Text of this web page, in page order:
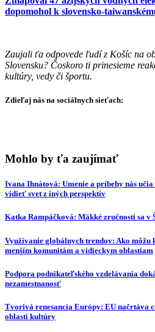
dopomohol k slovensko-
Zaujali ťa odpovede ľudí z Košíc na
Slovensku? Čoskoro ti prinesieme
kultúry, vedy či športu.
Zdieľaj nás na sociálnych sieťach:
Mohlo by ťa zaujímať
Ivana Ihnátová: Umenie a príbehy nás
vidieť svet z iných perspektív
Katka Rampáčková: Mäkké zručnosti sa v
Využívanie globálnych trendov: Ako
menším komunitám a vidieckym oblastiam
Podpora podnikateľského vzdelávania
nezamestnanosť
Tvorivá renesancia Európy: EU načrtáva
oblasti kultúry